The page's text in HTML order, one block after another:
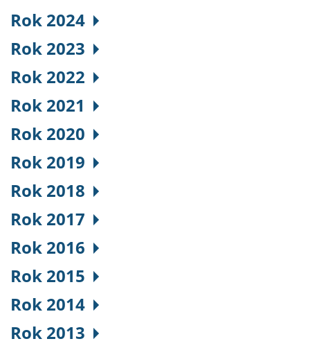
Rok 2024
Rok 2023
Rok 2022
Rok 2021
Rok 2020
Rok 2019
Rok 2018
Rok 2017
Rok 2016
Rok 2015
Rok 2014
Rok 2013